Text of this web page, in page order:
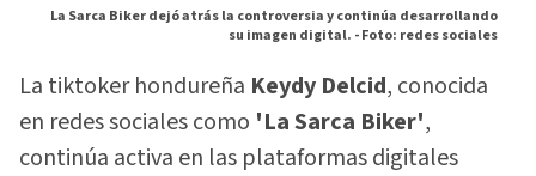
La Sarca Biker dejó atrás la controversia y continúa desarrollando
su imagen digital. -Foto: redes sociales
La tiktoker hondureña Keydy Delcid, conocida
en redes sociales como 'La Sarca Biker',
continúa activa en las plataformas digitales